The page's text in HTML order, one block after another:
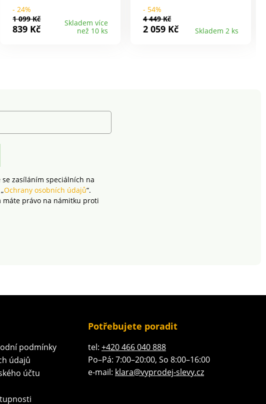
akcenty. Moderní a
nadčasový koberec dodá
místnosti na útulnosti, je
- 24%
1 099 Kč
839 Kč
Skladem více
než 10 ks
protiskluzový, s úpravou
proti skvrnám. Navíc s
pěkným vzorem
- 54%
4 449 Kč
2 059 Kč Skladem 2 ks
zasíláním speciálních na
Ochrany osobních údajů“.
máte právo na námitku proti
podmínky
údajů
účtu
Potřebujete poradit
tel: +420 466 040 888
Po–Pá: 7:00–20:00, So 8:00–16:00
e-mail: klara@vyprodej-slevy.cz